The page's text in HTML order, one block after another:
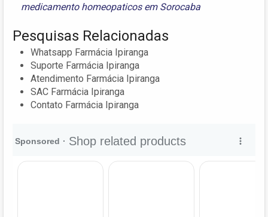
medicamento homeopaticos em Sorocaba
Pesquisas Relacionadas
Whatsapp Farmácia Ipiranga
Suporte Farmácia Ipiranga
Atendimento Farmácia Ipiranga
SAC Farmácia Ipiranga
Contato Farmácia Ipiranga